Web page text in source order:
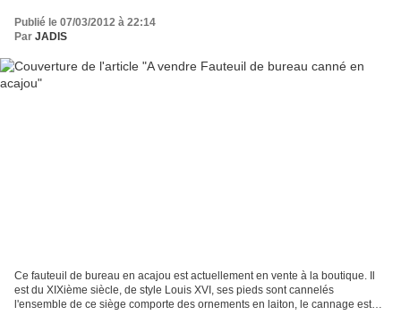
Publié le 07/03/2012 à 22:14
Par JADIS
Ce fauteuil de bureau en acajou est actuellement en vente à la boutique. Il
est du XIXième siècle, de style Louis XVI, ses pieds sont cannelés
l'ensemble de ce siège comporte des ornements en laiton, le cannage est